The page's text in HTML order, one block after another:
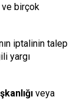
ve birçok
iptalinin talep
yargı
veya